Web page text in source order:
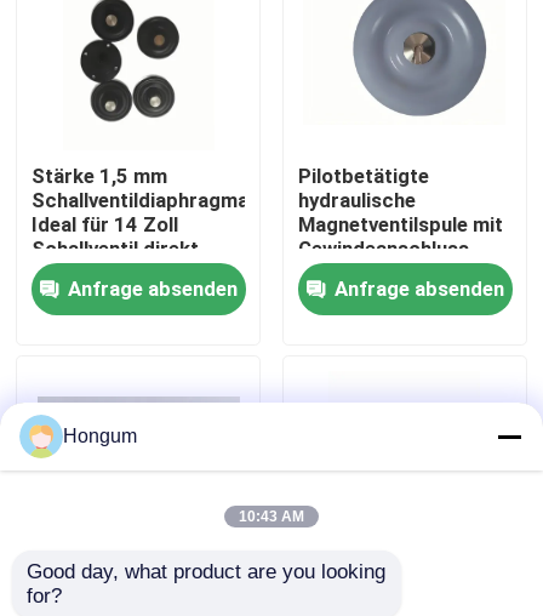
Über uns
Qualitätskontrolle
Neuigkeiten
Bitte um ein Angebot
Gummimembrandichtungen
Ventil-Gummimembran
Stärke 1,5 mm
Schallventildiaphragma
Ideal für 14 Zoll
Schallventil direkt
wirkender Pilot
betriebener Ventil Typ
Verwendung
Anfrage absenden
Pilotbetätigte
hydraulische
Magnetventilspule mit
Gewindeanschluss,
konstruiert für
Leistung in der
hydraulischen
Anfrage absenden
1/4 Zoll bis 2 Zoll
Hongum
10:43 AM
Good day, what product are you looking
for?